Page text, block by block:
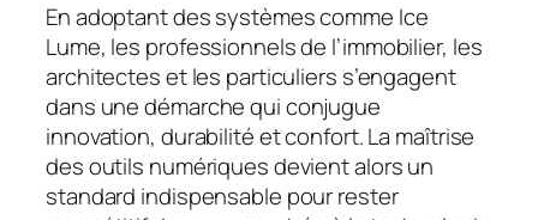
En adoptant des systèmes comme Ice
Lume, les professionnels de l’immobilier, les
architectes et les particuliers s’engagent
dans une démarche qui conjugue
innovation, durabilité et confort. La maîtrise
des outils numériques devient alors un
standard indispensable pour rester